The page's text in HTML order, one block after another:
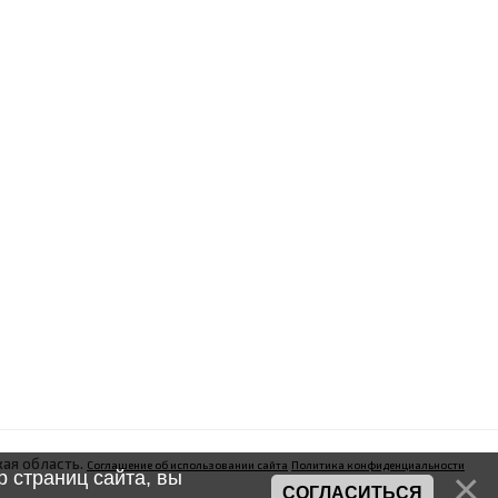
область. Соглашение об использовании сайта Политика конфиденциальности
страниц сайта, вы
СОГЛАСИТЬСЯ